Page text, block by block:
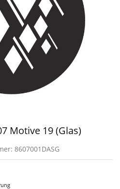
Motive 19 (Glas)
8607001DASG